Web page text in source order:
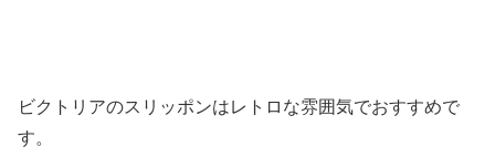
ビクトリアのスリッポンはレトロな雰囲気でおすすめで
す。